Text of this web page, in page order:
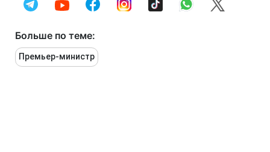
Больше по теме:
Премьер-министр